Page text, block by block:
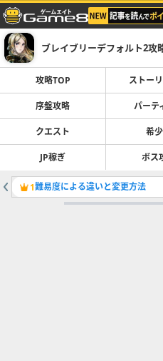
ブレイブリーデフォルト2攻
攻略TOP ストー
序盤攻略 パーテ
クエスト 希
JP稼ぎ ボス
1難易度による違いと変更方法